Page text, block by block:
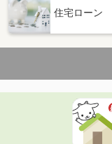
住宅ローン